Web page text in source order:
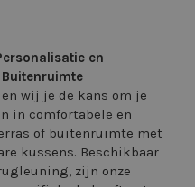
en
wij je de kans om je
in comfortabele en
of buitenruimte met
kussens. Beschikbaar
zijn onze